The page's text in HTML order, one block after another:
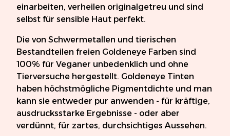
einarbeiten, verheilen originalgetreu und sind
selbst für sensible Haut perfekt.
Die von Schwermetallen und tierischen
Bestandteilen freien Goldeneye Farben sind
100% für Veganer unbedenklich und ohne
Tierversuche hergestellt. Goldeneye Tinten
haben höchstmögliche Pigmentdichte und man
kann sie entweder pur anwenden - für kräftige,
ausdrucksstarke Ergebnisse - oder aber
verdünnt, für zartes, durchsichtiges Aussehen.